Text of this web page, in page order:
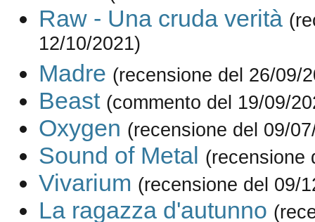
Raw - Una cruda verità
12/10/2021)
Madre (recensione del 26/09/
Beast (commento del 19/09/
Oxygen (recensione del 09/
Sound of Metal (recensione
Vivarium (recensione del 09/
La ragazza d'autunno